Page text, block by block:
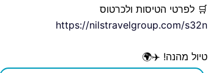
🛒 לפרטי הטיסות ולכרטוס
https://nilstravelgroup.com/s32n
טיול מהנה! ✈️🌍